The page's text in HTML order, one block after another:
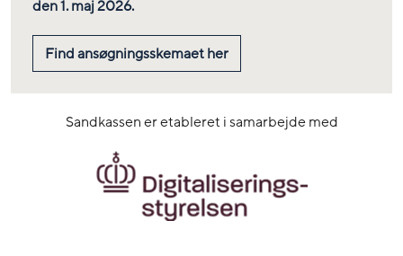
den 1. maj 2026.
Find ansøgningsskemaet her
Sandkassen er etableret i samarbejde med